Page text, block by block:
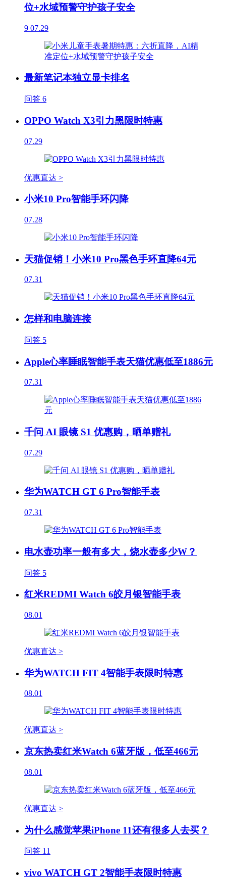
位+水域预警守护孩子安全
9 07.29
最新笔记本独立显卡排名
问答 6
OPPO Watch X3引力黑限时特惠
07.29
优惠直达 >
小米10 Pro智能手环闪降
07.28
天猫促销！小米10 Pro黑色手环直降64元
07.31
怎样和电脑连接
问答 5
Apple心率睡眠智能手表天猫优惠低至1886元
07.31
千问 AI 眼镜 S1 优惠购，晒单赠礼
07.29
华为WATCH GT 6 Pro智能手表
07.31
电水壶功率一般有多大，烧水壶多少W？
问答 5
红米REDMI Watch 6皎月银智能手表
08.01
优惠直达 >
华为WATCH FIT 4智能手表限时特惠
08.01
优惠直达 >
京东热卖红米Watch 6蓝牙版，低至466元
08.01
优惠直达 >
为什么感觉苹果iPhone 11还有很多人去买？
问答 11
vivo WATCH GT 2智能手表限时特惠